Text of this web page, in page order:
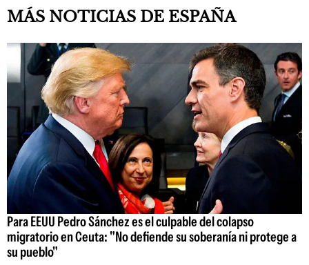
MÁS NOTICIAS DE ESPAÑA
Para EEUU Pedro Sánchez es el culpable del colapso
migratorio en Ceuta: "No defiende su soberanía ni protege a
su pueblo"